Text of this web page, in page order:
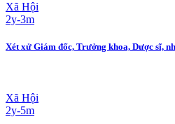
Xã Hội
2y-3m
Xét xử Giám đốc, Trưởng khoa, Dược sĩ,
Xã Hội
2y-5m